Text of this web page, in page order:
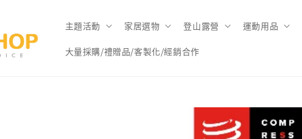
主題活動 家居選物 登山露營 運動用品
大量採購/禮贈品/客製化/經銷合作